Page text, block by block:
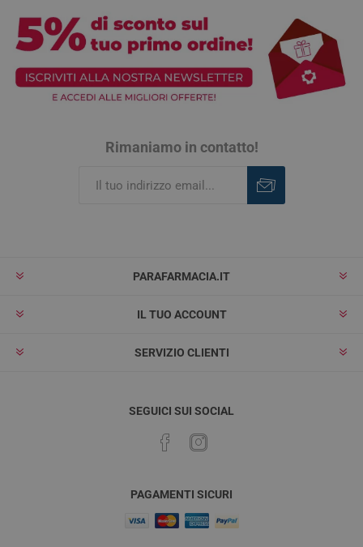
Rimaniamo in contatto!
PARAFARMACIA.IT
IL TUO ACCOUNT
SERVIZIO CLIENTI
SEGUICI SUI SOCIAL
PAGAMENTI SICURI